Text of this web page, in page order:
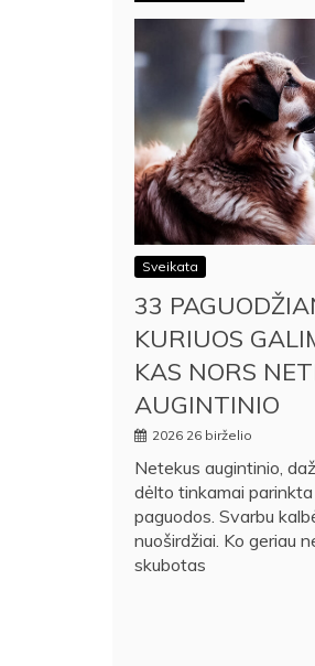
Sveikata
33
KURIUOS
KAS NORS
AUGINTINIO
2026 26 birželio
Netekus augintinio,
dėlto tinkamai
paguodos. Svarbu
nuoširdžiai. Ko geriau
skubotas